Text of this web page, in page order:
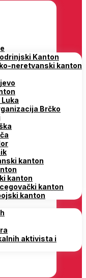
Kanton
neretvanski kanton
Brčko
kanton
kanton
kanton
kanton
aktivista i